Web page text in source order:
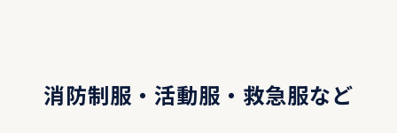
消防制服・活動服・救急服など